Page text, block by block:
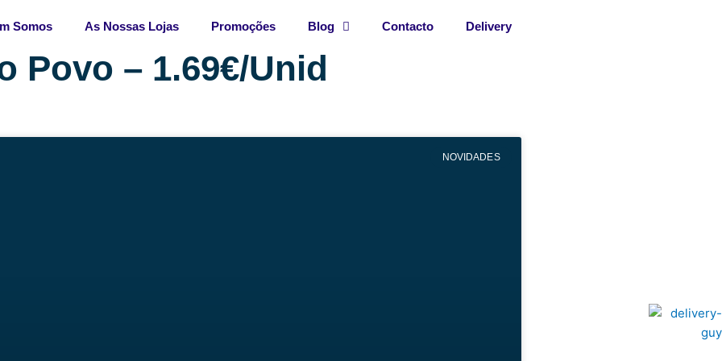
Somos As Nossas Lojas Promoções Blog Contacto Delivery
Povo – 1.69€/Unid
NOVIDADES